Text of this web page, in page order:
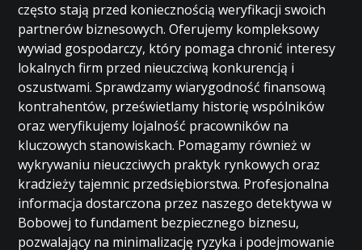
często stają przed koniecznością weryfikacji swoich
partnerów biznesowych. Oferujemy kompleksowy
wywiad gospodarczy, który pomaga chronić interesy
lokalnych firm przed nieuczciwą konkurencją i
oszustwami. Sprawdzamy wiarygodność finansową
kontrahentów, prześwietlamy historię wspólników
oraz weryfikujemy lojalność pracowników na
kluczowych stanowiskach. Pomagamy również w
wykrywaniu nieuczciwych praktyk rynkowych oraz
kradzieży tajemnic przedsiębiorstwa. Profesjonalna
informacja dostarczona przez naszego detektywa w
Bobowej to fundament bezpiecznego biznesu,
pozwalający na minimalizację ryzyka i podejmowanie